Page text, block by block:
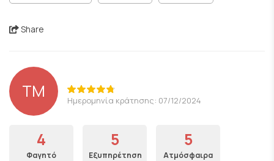
Share
TM Ημερομηνία κράτησης: 07/12/2024
4
Φαγητό
5
Εξυπηρέτηση
5
Ατμόσφαιρα